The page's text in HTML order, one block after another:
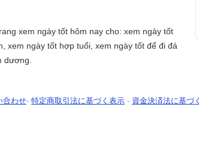
xem ngày tốt hôm nay cho: xem ngày tốt
xem ngày tốt hợp tuổi, xem ngày tốt để đi đá
dương.
合わせ- 特定商取引法に基づく表示 - 資金決済法に基づ